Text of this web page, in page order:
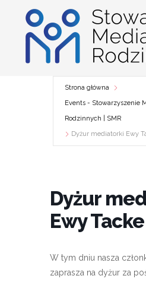
Strona główna
Events - Stowarzyszenie
Rodzinnych | SMR
Dyżur mediatorki Ewy
Dyżur
Ewy Tacke
W tym dniu nasza
zaprasza na dyżur za